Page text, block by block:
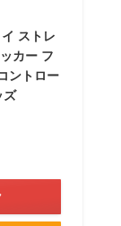
ストレ
カー フ
ントロー
ズ